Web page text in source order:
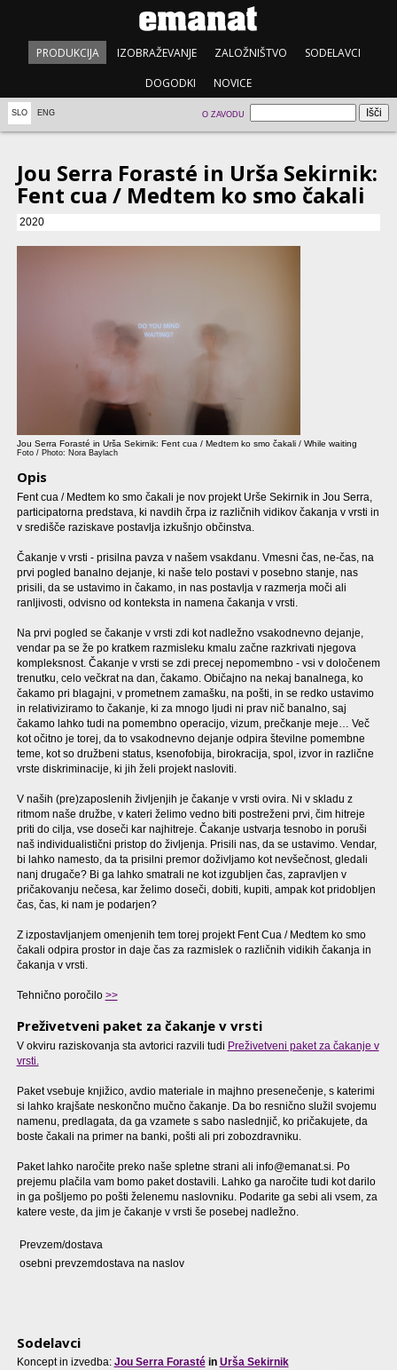
PRODUKCIJA IZOBRAŽEVANJE ZALOŽNIŠTVO SODELAVCI
DOGODKI NOVICE
SLO ENG O ZAVODU
Jou Serra Forasté in Urša Sekirnik:
Fent cua / Medtem ko smo čakali
2020
Jou Serra Forasté in Urša Sekirnik: Fent cua / Medtem ko smo čakali / While waiting
Foto / Photo: Nora Baylach
Opis
Fent cua / Medtem ko smo čakali je nov projekt Urše Sekirnik in Jou Serra,
participatorna predstava, ki navdih črpa iz različnih vidikov čakanja v vrsti in
v središče raziskave postavlja izkušnjo občinstva.
Čakanje v vrsti - prisilna pavza v našem vsakdanu. Vmesni čas, ne-čas, na
prvi pogled banalno dejanje, ki naše telo postavi v posebno stanje, nas
prisili, da se ustavimo in čakamo, in nas postavlja v razmerja moči ali
ranljivosti, odvisno od konteksta in namena čakanja v vrsti.
Na prvi pogled se čakanje v vrsti zdi kot nadležno vsakodnevno dejanje,
vendar pa se že po kratkem razmisleku kmalu začne razkrivati njegova
kompleksnost. Čakanje v vrsti se zdi precej nepomembno - vsi v določenem
trenutku, celo večkrat na dan, čakamo. Običajno na nekaj banalnega, ko
čakamo pri blagajni, v prometnem zamašku, na pošti, in se redko ustavimo
in relativiziramo to čakanje, ki za mnogo ljudi ni prav nič banalno, saj
čakamo lahko tudi na pomembno operacijo, vizum, prečkanje meje… Več
kot očitno je torej, da to vsakodnevno dejanje odpira številne pomembne
teme, kot so družbeni status, ksenofobija, birokracija, spol, izvor in različne
vrste diskriminacije, ki jih želi projekt nasloviti.
V naših (pre)zaposlenih življenjih je čakanje v vrsti ovira. Ni v skladu z
ritmom naše družbe, v kateri želimo vedno biti postreženi prvi, čim hitreje
priti do cilja, vse doseči kar najhitreje. Čakanje ustvarja tesnobo in poruši
naš individualistični pristop do življenja. Prisili nas, da se ustavimo. Vendar,
bi lahko namesto, da ta prisilni premor doživljamo kot nevšečnost, gledali
nanj drugače? Bi ga lahko smatrali ne kot izgubljen čas, zapravljen v
pričakovanju nečesa, kar želimo doseči, dobiti, kupiti, ampak kot pridobljen
čas, čas, ki nam je podarjen?
Z izpostavljanjem omenjenih tem torej projekt Fent Cua / Medtem ko smo
čakali odpira prostor in daje čas za razmislek o različnih vidikih čakanja in
čakanja v vrsti.
Tehnično poročilo >>
Preživetveni paket za čakanje v vrsti
V okviru raziskovanja sta avtorici razvili tudi Preživetveni paket za čakanje v
vrsti.
Paket vsebuje knjižico, avdio materiale in majhno presenečenje, s katerimi
si lahko krajšate neskončno mučno čakanje. Da bo resnično služil svojemu
namenu, predlagata, da ga vzamete s sabo naslednjič, ko pričakujete, da
boste čakali na primer na banki, pošti ali pri zobozdravniku.
Paket lahko naročite preko naše spletne strani ali info@emanat.si. Po
prejemu plačila vam bomo paket dostavili. Lahko ga naročite tudi kot darilo
in ga pošljemo po pošti želenemu naslovniku. Podarite ga sebi ali vsem, za
katere veste, da jim je čakanje v vrsti še posebej nadležno.
Prevzem/dostava
osebni prevzemdostava na naslov
Sodelavci
Koncept in izvedba: Jou Serra Forastéin Urša Sekirnik